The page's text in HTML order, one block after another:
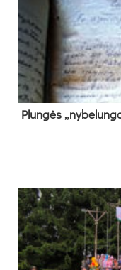
Plun­gės